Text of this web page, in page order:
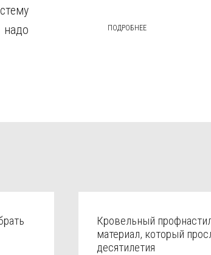
надо
ПОДРОБНЕЕ
Кровельный
материал, который
десятилетия